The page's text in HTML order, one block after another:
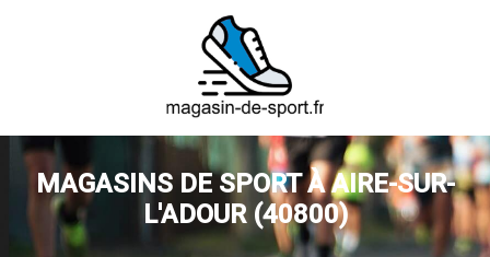
MAGASINS DE SPORT À AIRE-SUR-
L'ADOUR (40800)